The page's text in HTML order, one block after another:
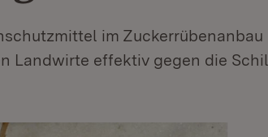
im Zuckerrübenanbau
Landwirte effektiv gegen die